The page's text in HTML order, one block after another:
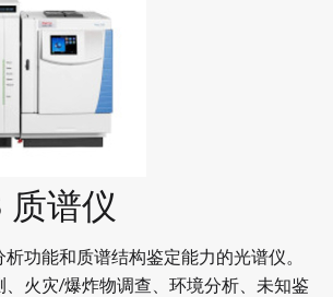
谱仪
功能和质谱结构鉴定能力的光谱仪。
、火灾/爆炸物调查、环境分析、未知鉴